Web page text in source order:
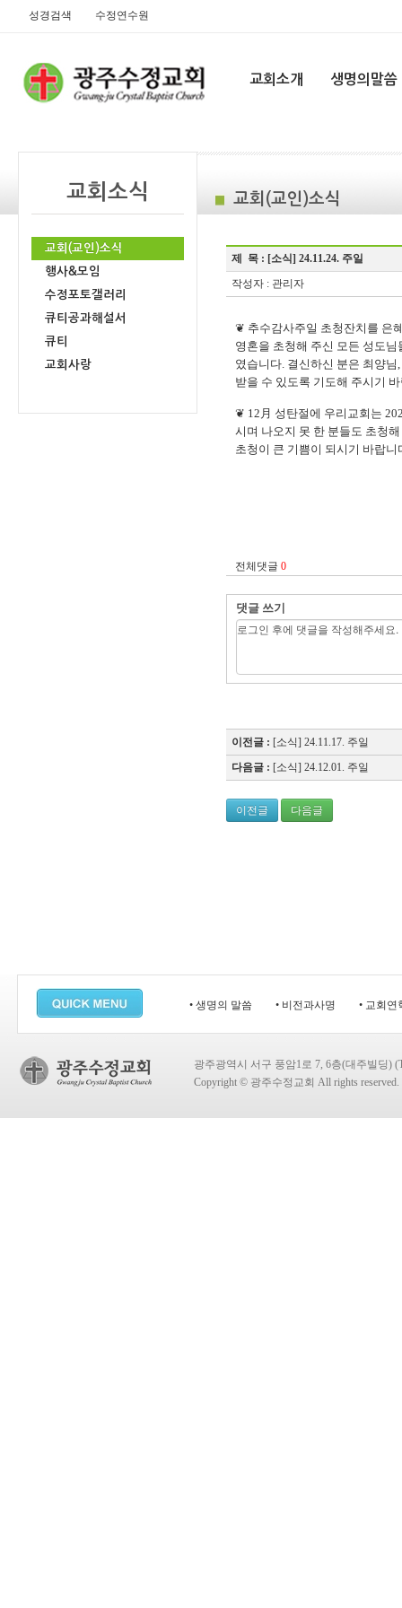
성경검색 수정연수원
교회소개 생명의말씀
교회소식
교회(교인)소식
행사&모임
수정포토갤러리
큐티공과해설서
큐티
교회사랑
교회(교인)소식
제 목 : [소식] 24.11.24. 주일
작성자 : 관리자
❦ 추수감사주일 초청잔치를 은
영혼을 초청해 주신 모든 성도
였습니다. 결신하신 분은 최양
받을 수 있도록 기도해 주시기
❦ 12月 성탄절에 우리교회는
시며 나오지 못 한 분들도 초청
초청이 큰 기쁨이 되시기 바랍니
전체댓글 0
댓글 쓰기
이전글 : [소식] 24.11.17. 주일
다음글 : [소식] 24.12.01. 주일
이전글 다음글
• 생명의 말씀 • 비전과사명 • 교회연
광주광역시 서구 풍암1로 7, 6층(대주빌딩)
Copyright © 광주수정교회 All rights reserved.